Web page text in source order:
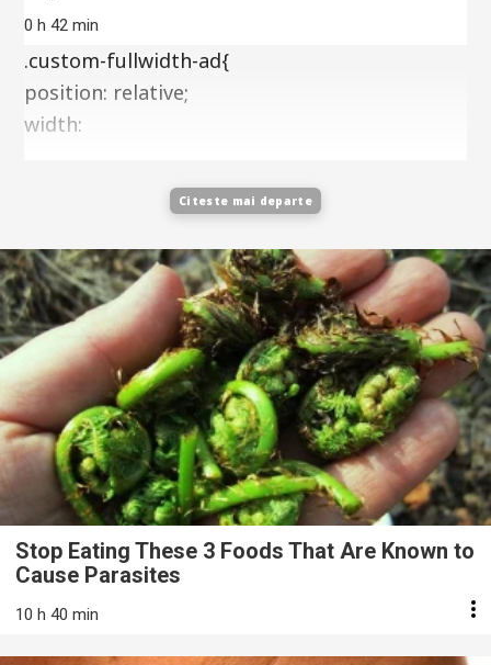
10 h 42 min
.custom-fullwidth-ad{
position: relative;
width:
Citeste mai departe
Stop Eating These 3 Foods That Are Known to
Cause Parasites
10 h 40 min